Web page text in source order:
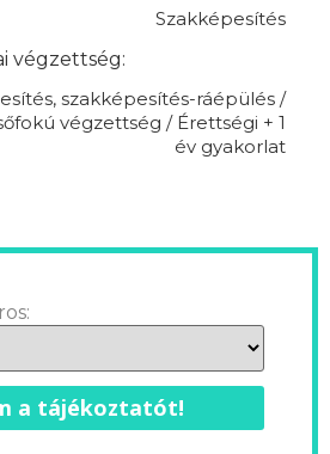
Szakképesítés
végzettség:
szakképesítés-ráépülés /
végzettség / Érettségi + 1
év gyakorlat
a tájékoztatót!